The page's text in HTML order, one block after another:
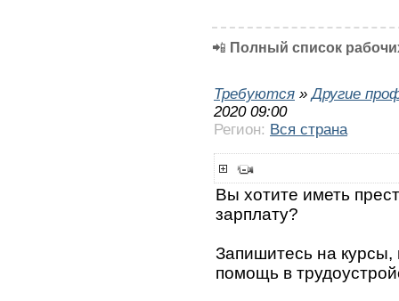
📲 Полный список
Требуются »Другие
2020 09:00
Регион: Вся страна
Вы хотите иметь
зарплату?
Запишитесь на курсы,
помощь в